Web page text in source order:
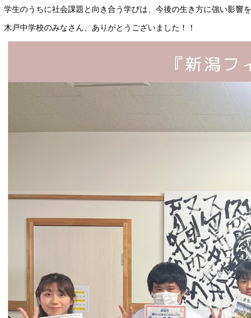
学生のうちに社会課題と向き合う学びは、今後の生き方に強い影響
木戸中学校のみなさん、ありがとうございました！！